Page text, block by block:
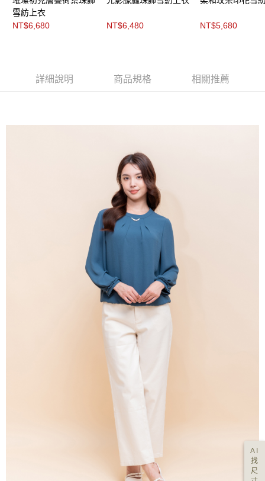
請求用戶進行身份認證。
５．嚴禁一人註冊多個帳號或使用他人資訊註冊。若發現惡意使用之情形，
恩沛科技股份有限公司將有權停止該用戶之使用額度並採取法律行動。
雪紡上衣
NT$6,680
NT$6,480 NT$5,680
詳細說明 商品規格 相關推薦
AI
找
尺